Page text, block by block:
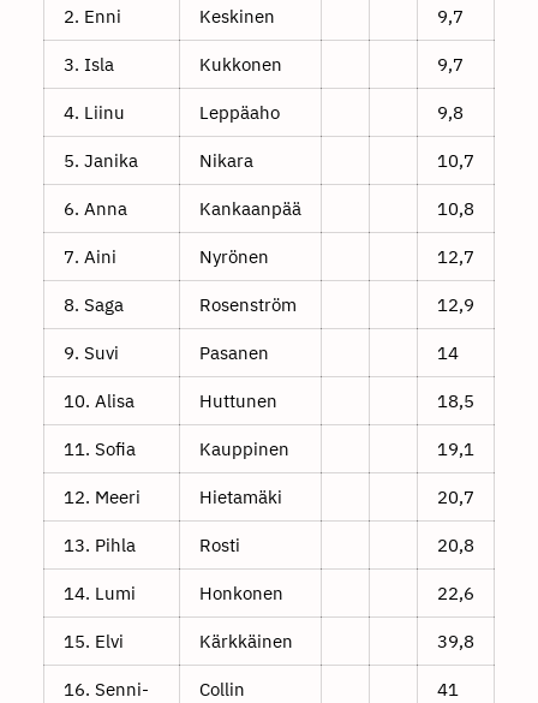
2. Enni Keskinen 9,7
3. Isla Kukkonen 9,7
4. Liinu Leppäaho 9,8
5. Janika Nikara 10,7
6. Anna Kankaanpää 10,8
7. Aini Nyrönen 12,7
8. Saga Rosenström 12,9
9. Suvi Pasanen 14
10. Alisa Huttunen 18,5
11. Sofia Kauppinen 19,1
12. Meeri Hietamäki 20,7
13. Pihla Rosti 20,8
14. Lumi Honkonen 22,6
15. Elvi Kärkkäinen 39,8
16. Senni-
Collin 41